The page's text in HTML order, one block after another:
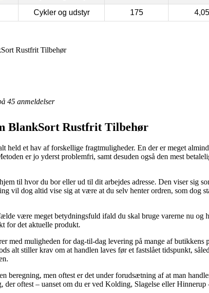
Cykler og udstyr 175 4,05
Rustfrit Tilbehør
45 anmeldelser
BlankSort Rustfrit Tilbehør
held et hav af forskellige fragtmuligheder. En der er meget
er jo yderst problemfri, samt desuden også den mest
til hvor du bor eller ud til dit arbejdes adresse. Den viser sig
vil dog altid vise sig at være at du selv henter ordren, som dog
være meget betydningsfuld ifald du skal bruge varerne nu og
for det aktuelle produkt.
med muligheden for dag-til-dag levering på mange af
alt stiller krav om at handlen laves før et fastslået tidspunkt,
beregning, men oftest er det under forudsætning af at man
der oftest – uanset om du er ved Kolding, Slagelse eller